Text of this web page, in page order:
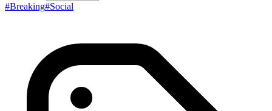
#Breaking#Social